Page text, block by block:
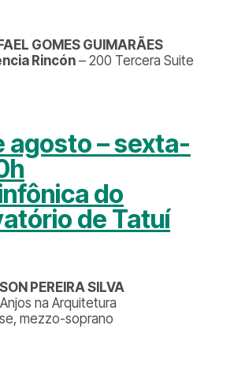
GOMES GUIMARÃES
Rincón – 200 Tercera Suite
agosto – sexta-
do
de Tatuí
PEREIRA SILVA
na Arquitetura
mezzo-soprano